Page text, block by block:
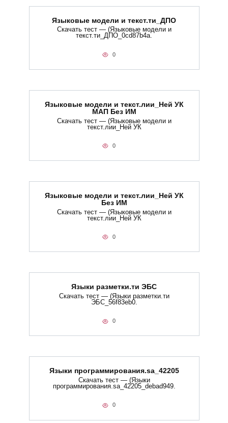
Языковые модели и текст.ти_ДПО
Скачать тест — (Языковые модели и
текст.ти_ДПО_0cd87b4a.
0
Языковые модели и текст.лии_Ней УК
МАП Без ИМ
Скачать тест — (Языковые модели и
текст.лии_Ней УК
0
Языковые модели и текст.лии_Ней УК
Без ИМ
Скачать тест — (Языковые модели и
текст.лии_Ней УК
0
Языки разметки.ти​ ЭБС
Скачать тест — (Языки разметки.ти​
ЭБС_56f83eb0.
0
Языки программирования.sa_42205
Скачать тест — (Языки
программирования.sa_42205_debad949.
0